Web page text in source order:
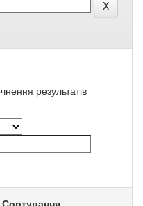
результатів
Сортування